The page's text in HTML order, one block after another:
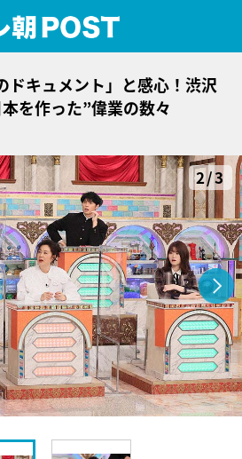
ドキュメント」と感心！渋沢
を作った”偉業の数々
2/3